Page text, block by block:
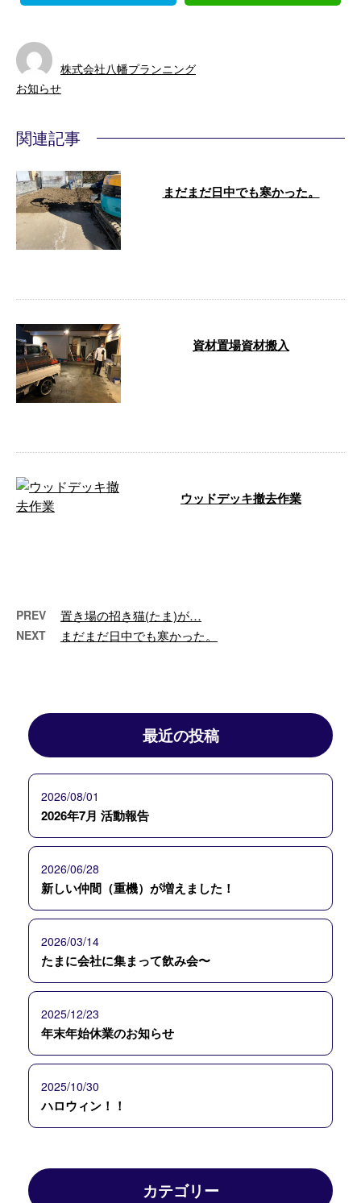
株式会社八幡プランニング
お知らせ
関連記事
まだまだ日中でも寒かった。
資材置場資材搬入
ウッドデッキ撤去作業
PREV 置き場の招き猫(たま)が…
NEXT まだまだ日中でも寒かった。
最近の投稿
2026/08/01
2026年7月 活動報告
2026/06/28
新しい仲間（重機）が増えました！
2026/03/14
たまに会社に集まって飲み会〜
2025/12/23
年末年始休業のお知らせ
2025/10/30
ハロウィン！！
カテゴリー